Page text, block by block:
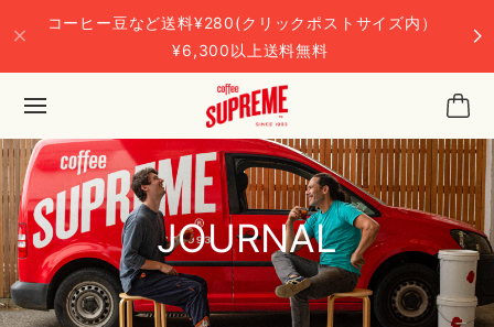
コーヒー豆など送料¥280(クリックポストサイズ内）
¥6,300以上送料無料
JOURNAL